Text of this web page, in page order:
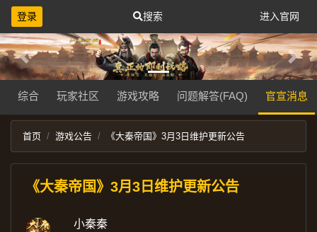
登录 搜索 进入官网
Previous Next
综合 玩家社区 游戏攻略 问题解答(FAQ) 官宣消息
首页 游戏公告 《大秦帝国》3月3日维护更新公告
《大秦帝国》3月3日维护更新公告
小秦秦